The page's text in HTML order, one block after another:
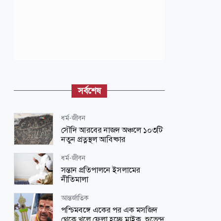
সর্বশেষ
ধর্ম-জীবন
সৌদি আরবের নাজদ অঞ্চলে ১০৩টি
নতুন প্রত্নস্থল আবিষ্কার
ধর্ম-জীবন
সন্তান প্রতিপালনে ইসলামের
নীতিমালা
আন্তর্জাতিক
পশ্চিমবঙ্গে একের পর এক মসজিদ